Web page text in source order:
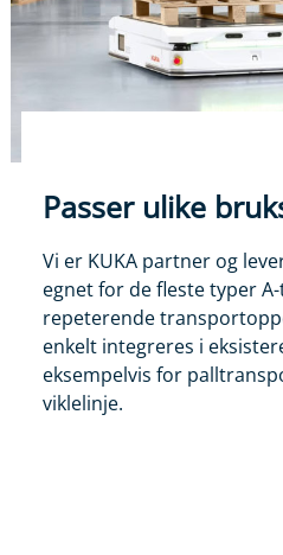
Passer ulike
Vi er KUKA partner og
egnet for de fleste typer
repeterende
enkelt integreres i
eksempelvis for
viklelinje.